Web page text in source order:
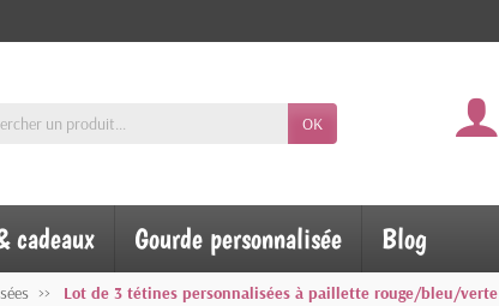
OK
cadeaux Gourde personnalisée Blog
Lot de 3 tétines personnalisées à paillette rouge/bleu/verte